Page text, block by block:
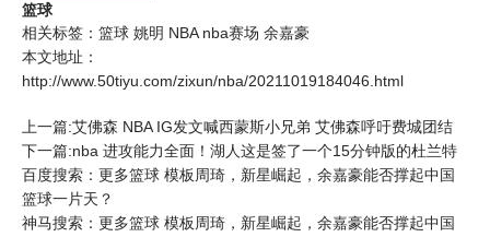
篮球
相关标签： 篮球 姚明 NBA nba赛场 余嘉豪
本文地址：
http://www.50tiyu.com/zixun/nba/20211019184046.html
上一篇:艾佛森 NBA IG发文喊西蒙斯小兄弟 艾佛森呼吁费城团结
下一篇:nba 进攻能力全面！湖人这是签了一个15分钟版的杜兰特
百度搜索：更多篮球 模板周琦，新星崛起，余嘉豪能否撑起中国
篮球一片天？
神马搜索：更多篮球 模板周琦，新星崛起，余嘉豪能否撑起中国